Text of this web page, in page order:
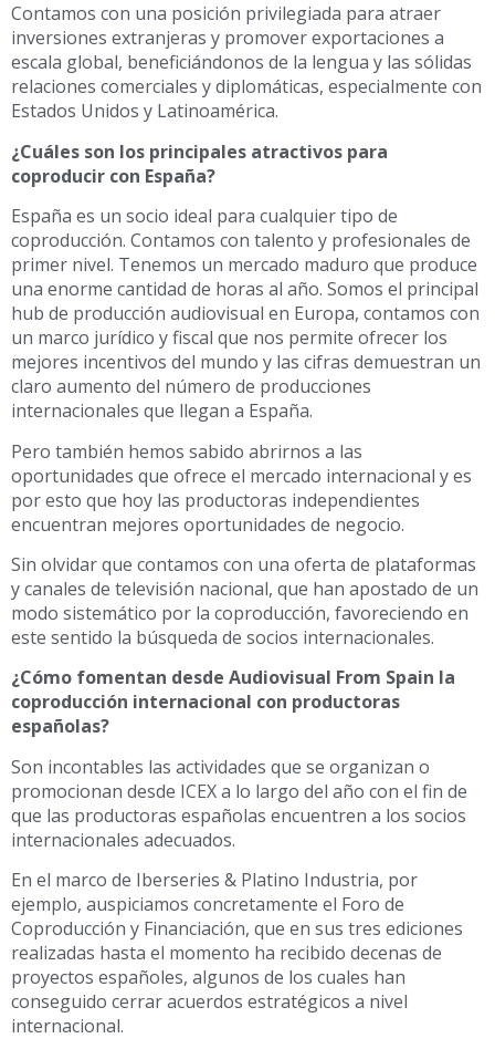
Contamos con una posición privilegiada para atraer
inversiones extranjeras y promover exportaciones a
escala global, beneficiándonos de la lengua y las sólidas
relaciones comerciales y diplomáticas, especialmente con
Estados Unidos y Latinoamérica.
¿Cuáles son los principales atractivos para
coproducir con España?
España es un socio ideal para cualquier tipo de
coproducción. Contamos con talento y profesionales de
primer nivel. Tenemos un mercado maduro que produce
una enorme cantidad de horas al año. Somos el principal
hub de producción audiovisual en Europa, contamos con
un marco jurídico y fiscal que nos permite ofrecer los
mejores incentivos del mundo y las cifras demuestran un
claro aumento del número de producciones
internacionales que llegan a España.
Pero también hemos sabido abrirnos a las
oportunidades que ofrece el mercado internacional y es
por esto que hoy las productoras independientes
encuentran mejores oportunidades de negocio.
Sin olvidar que contamos con una oferta de plataformas
y canales de televisión nacional, que han apostado de un
modo sistemático por la coproducción, favoreciendo en
este sentido la búsqueda de socios internacionales.
¿Cómo fomentan desde Audiovisual From Spain la
coproducción internacional con productoras
españolas?
Son incontables las actividades que se organizan o
promocionan desde ICEX a lo largo del año con el fin de
que las productoras españolas encuentren a los socios
internacionales adecuados.
En el marco de Iberseries & Platino Industria, por
ejemplo, auspiciamos concretamente el Foro de
Coproducción y Financiación, que en sus tres ediciones
realizadas hasta el momento ha recibido decenas de
proyectos españoles, algunos de los cuales han
conseguido cerrar acuerdos estratégicos a nivel
internacional.